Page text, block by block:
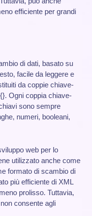
efficiente per grandi
di dati, basato su
facile da leggere e
da coppie chiave-
Ogni coppia chiave-
sono sempre
numeri, booleani,
web per lo
utilizzato anche come
formato di scambio di
più efficiente di XML
prolisso. Tuttavia,
consente agli